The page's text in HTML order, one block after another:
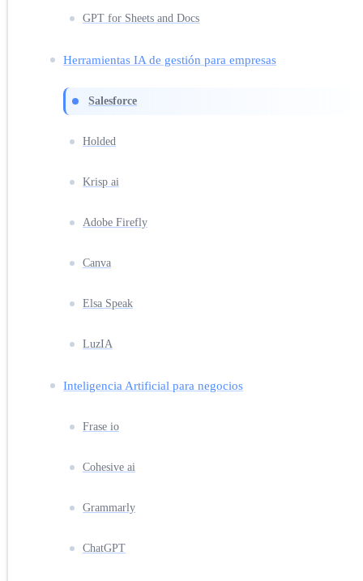
GPT for Sheets and Docs
Herramientas IA de gestión para empresas
Salesforce
Holded
Krisp ai
Adobe Firefly
Canva
Elsa Speak
LuzIA
Inteligencia Artificial para negocios
Frase io
Cohesive ai
Grammarly
ChatGPT